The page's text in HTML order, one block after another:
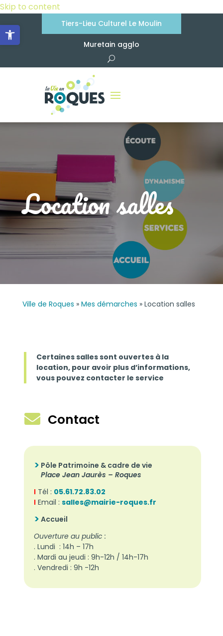
Skip to content
Ouvrir la barre d’outils Tiers-Lieu Culturel Le Moulin
Muretain agglo
Location salles
Ville de Roques » Mes démarches » Location salles
Certaines salles sont ouvertes à la
location, pour avoir plus d’informations,
vous pouvez contacter le service
 Contact
Pôle Patrimoine & cadre de vie
Place Jean Jaurès – Roques
I Tél : 05.61.72.83.02
I Email :salles@mairie-roques.fr
Accueil
Ouverture au public :
. Lundi : 14h – 17h
. Mardi au jeudi : 9h-12h / 14h-17h
. Vendredi : 9h -12h